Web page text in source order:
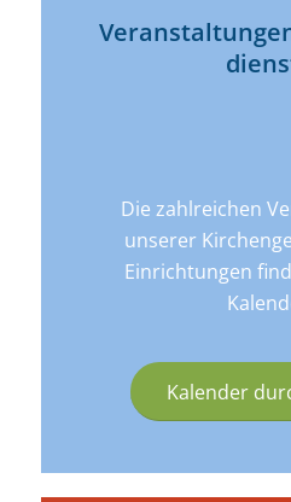
Die zahlreichen
unserer
Einrichtungen
Kalender